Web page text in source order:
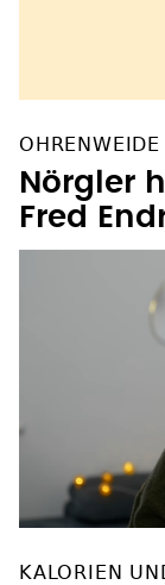
Nörgler
Fred
KALORIEN